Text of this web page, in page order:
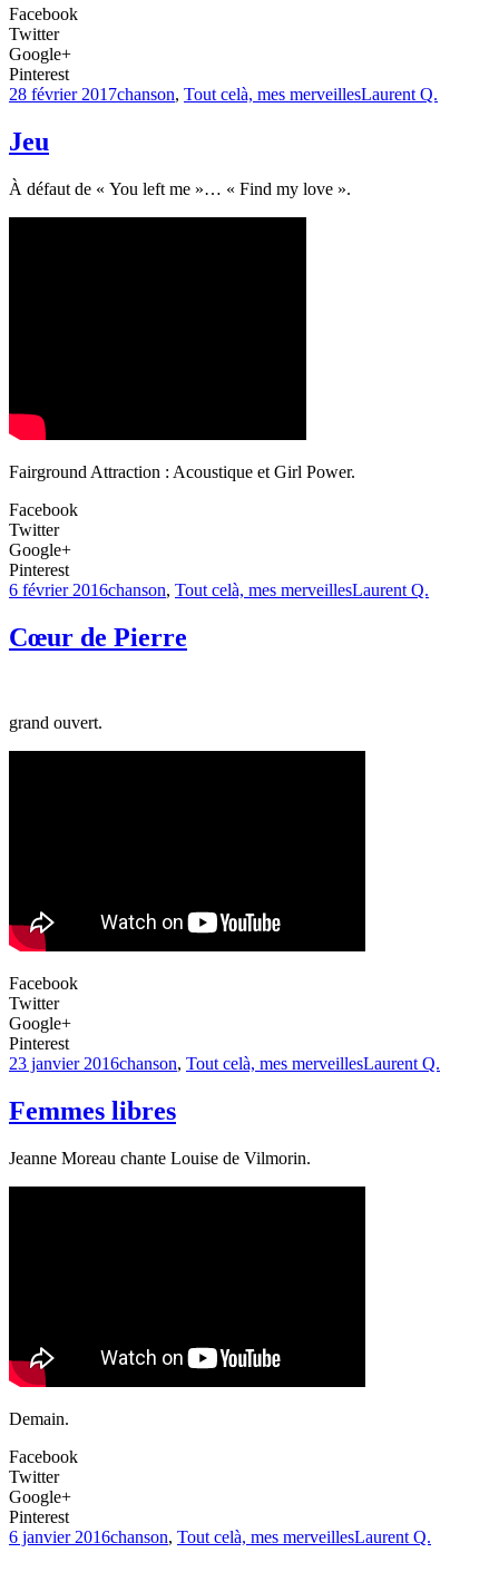
Facebook
Twitter
Google+
Pinterest
28 février 2017chanson, Tout celà, mes merveillesLaurent Q.
Jeu
À défaut de « You left me »… « Find my love ».
Fairground Attraction : Acoustique et Girl Power.
Facebook
Twitter
Google+
Pinterest
6 février 2016chanson, Tout celà, mes merveillesLaurent Q.
Cœur de Pierre
grand ouvert.
Facebook
Twitter
Google+
Pinterest
23 janvier 2016chanson, Tout celà, mes merveillesLaurent Q.
Femmes libres
Jeanne Moreau chante Louise de Vilmorin.
Demain.
Facebook
Twitter
Google+
Pinterest
6 janvier 2016chanson, Tout celà, mes merveillesLaurent Q.